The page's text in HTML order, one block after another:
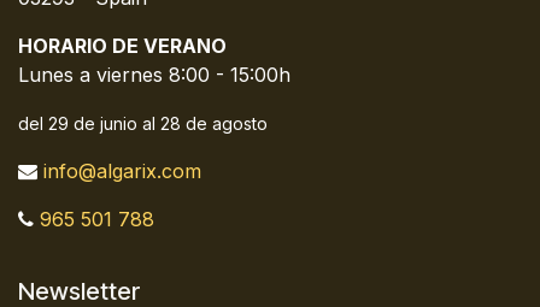
HORARIO DE VERANO
Lunes a viernes 8:00 - 15:00h
del 29 de junio al 28 de agosto
info@algarix.com
965 501 788
Newsletter